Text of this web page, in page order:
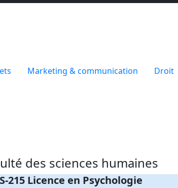
Marketing & communication Droit
des sciences humaines
215 Licence en Psychologie